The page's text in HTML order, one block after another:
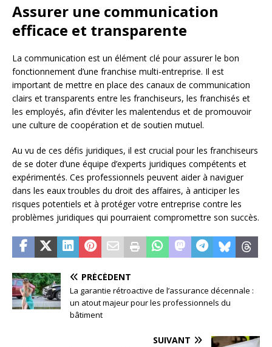
Assurer une communication
efficace et transparente
La communication est un élément clé pour assurer le bon
fonctionnement d’une franchise multi-entreprise. Il est
important de mettre en place des canaux de communication
clairs et transparents entre les franchiseurs, les franchisés et
les employés, afin d’éviter les malentendus et de promouvoir
une culture de coopération et de soutien mutuel.
Au vu de ces défis juridiques, il est crucial pour les franchiseurs
de se doter d’une équipe d’experts juridiques compétents et
expérimentés. Ces professionnels peuvent aider à naviguer
dans les eaux troubles du droit des affaires, à anticiper les
risques potentiels et à protéger votre entreprise contre les
problèmes juridiques qui pourraient compromettre son succès.
PRÉCÉDENT
La garantie rétroactive de l’assurance décennale :
un atout majeur pour les professionnels du
bâtiment
SUIVANT